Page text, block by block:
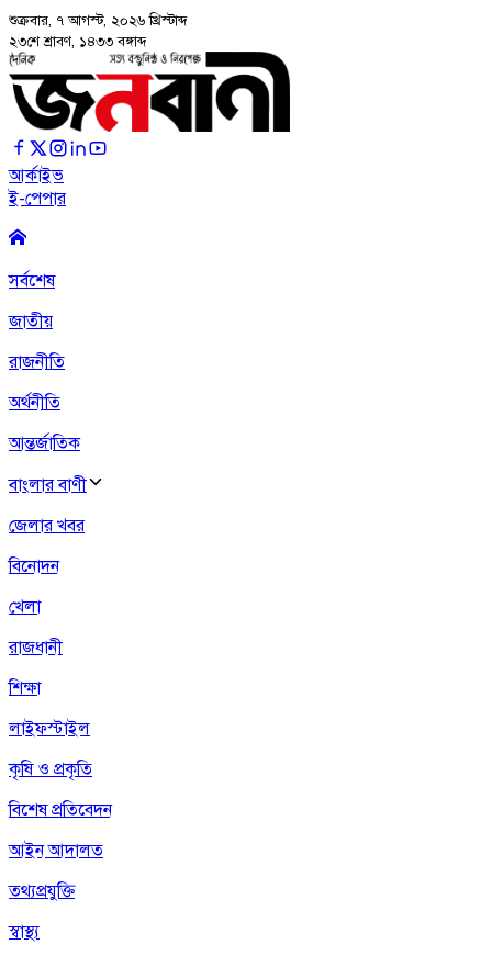
শুক্রবার, ৭ আগস্ট, ২০২৬ খ্রিস্টাব্দ
২৩শে শ্রাবণ, ১৪৩৩ বঙ্গাব্দ
আর্কাইভ
ই-পেপার
সর্বশেষ
জাতীয়
রাজনীতি
অর্থনীতি
আন্তর্জাতিক
বাংলার বাণী
জেলার খবর
বিনোদন
খেলা
রাজধানী
শিক্ষা
লাইফস্টাইল
কৃষি ও প্রকৃতি
বিশেষ প্রতিবেদন
আইন আদালত
তথ্যপ্রযুক্তি
স্বাস্থ্য